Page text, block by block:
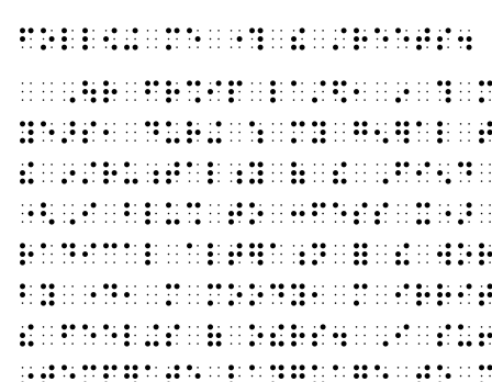
⠋⠕⠇⠇⠪⠬⠀⠍⠑⠀⠐⠹⠀⠮⠀⠌⠗⠑⠑⠞⠎⠲